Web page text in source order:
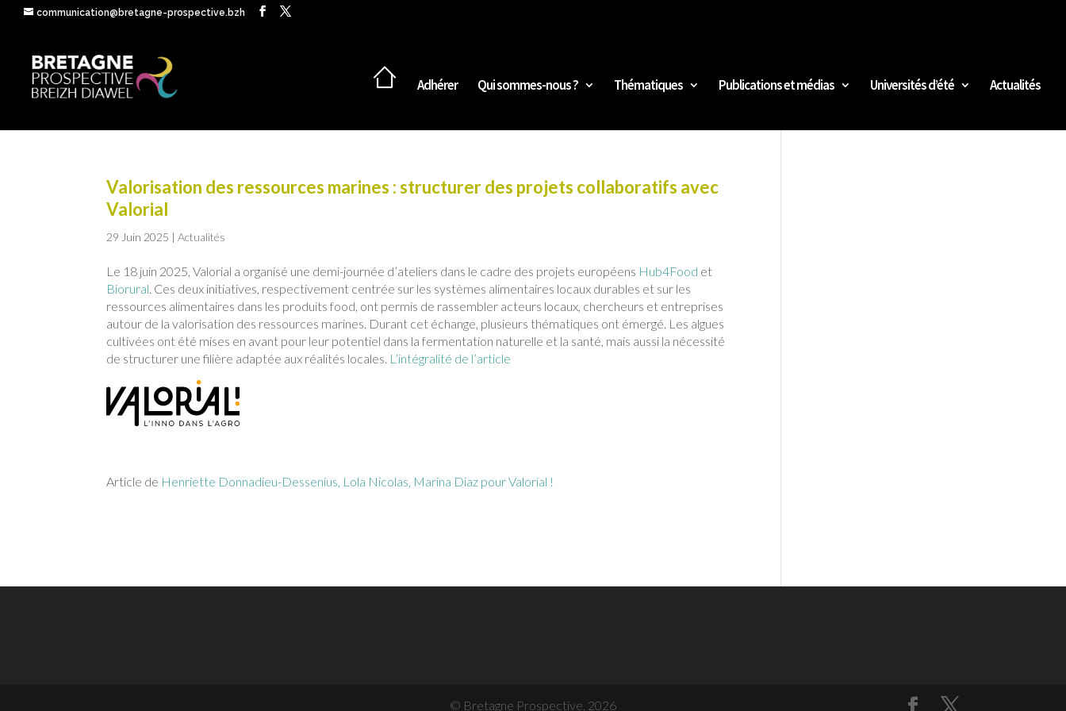
communication@bretagne-prospective.bzh
Adhérer Qui sommes-nous ? Thématiques Publications et médias Universités d’été Actualités
Valorisation des ressources marines : structurer des projets collaboratifs avec
Valorial
29 Juin 2025 |Actualités
Le 18 juin 2025, Valorial a organisé une demi-journée d’ateliers dans le cadre des projets européens Hub4Food et
Biorural. Ces deux initiatives, respectivement centrée sur les systèmes alimentaires locaux durables et sur les
ressources alimentaires dans les produits food, ont permis de rassembler acteurs locaux, chercheurs et entreprises
autour de la valorisation des ressources marines. Durant cet échange, plusieurs thématiques ont émergé. Les algues
cultivées ont été mises en avant pour leur potentiel dans la fermentation naturelle et la santé, mais aussi la nécessité
de structurer une filière adaptée aux réalités locales. L’intégralité de l’article
Article de Henriette Donnadieu-Dessenius, Lola Nicolas, Marina Diaz pour Valorial !
© Bretagne Prospective, 2026